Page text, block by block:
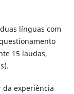
línguas com
15 laudas,
da experiência